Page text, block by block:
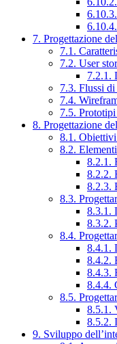
7. Progettazione
7.1.
7.2. User
7.2.1.
7.3. Flussi
7.4.
7.5.
8. Progettazione
8.1. Obiettivi
8.2.
8.2.1.
8.2.2.
8.2.3.
8.3.
8.3.1.
8.3.2.
8.4.
8.4.1.
8.4.2.
8.4.3.
8.4.4.
8.5.
8.5.1.
8.5.2.
9. Sviluppo